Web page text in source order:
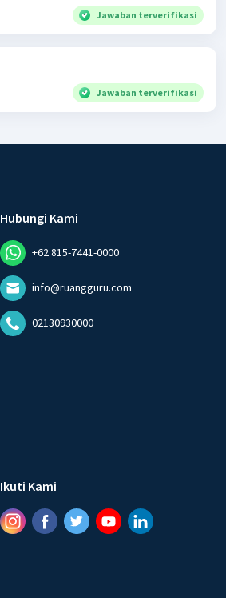
Jawaban terverifikasi
Jawaban terverifikasi
Hubungi Kami
+62 815-7441-0000
info@ruangguru.com
02130930000
Ikuti Kami